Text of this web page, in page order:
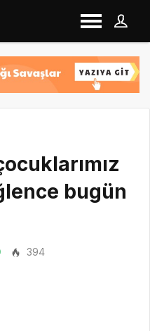
bugün
394